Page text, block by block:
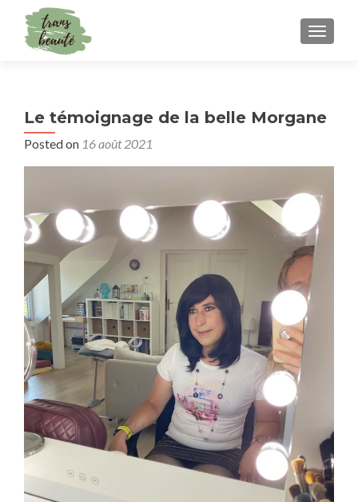
Le témoignage de la belle Morgane
Posted on 16 août 2021